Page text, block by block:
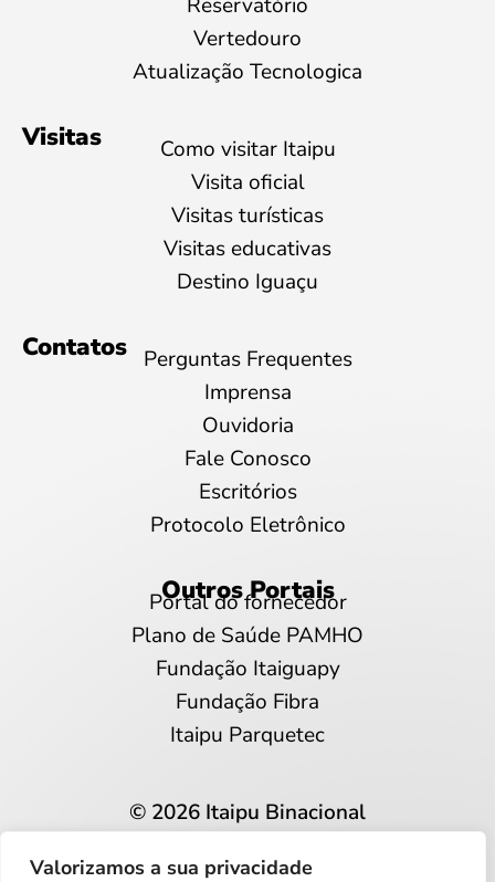
Valorizamos a sua privacidade
Vertedouro
Atualização Tecnologica
Visitas
Como visitar Itaipu
Visita oficial
Visitas turísticas
Visitas educativas
Destino Iguaçu
Contatos
Perguntas Frequentes
Imprensa
Ouvidoria
Fale Conosco
Escritórios
Protocolo Eletrônico
Outros Portais
Portal do fornecedor
Plano de Saúde PAMHO
Fundação Itaiguapy
Fundação Fibra
Itaipu Parquetec
© 2026 Itaipu Binacional